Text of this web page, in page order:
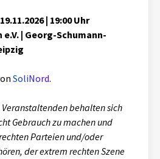
| 19:00 Uhr
| Georg-Schumann-
SoliNord.
Veranstaltenden behalten sich
Gebrauch zu machen und
Parteien und/oder
der extrem rechten Szene